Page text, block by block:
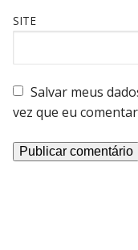
SITE
Salvar meus
vez que eu